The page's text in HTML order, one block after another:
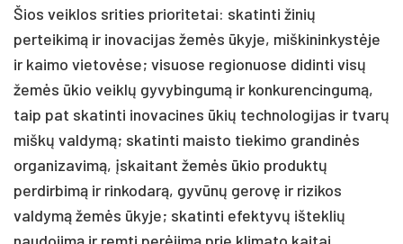
Šios veiklos srities prioritetai: skatinti žinių
perteikimą ir inovacijas žemės ūkyje, miškininkystėje
ir kaimo vietovėse; visuose regionuose didinti visų
žemės ūkio veiklų gyvybingumą ir konkurencingumą,
taip pat skatinti inovacines ūkių technologijas ir tvarų
miškų valdymą; skatinti maisto tiekimo grandinės
organizavimą, įskaitant žemės ūkio produktų
perdirbimą ir rinkodarą, gyvūnų gerovę ir rizikos
valdymą žemės ūkyje; skatinti efektyvų išteklių